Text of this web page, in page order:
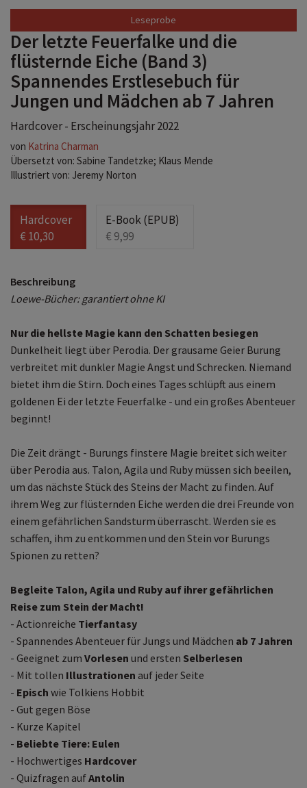
Leseprobe
Der letzte Feuerfalke und die
flüsternde Eiche (Band 3)
Spannendes Erstlesebuch für
Jungen und Mädchen ab 7 Jahren
Hardcover - Erscheinungsjahr 2022
von Katrina Charman
Übersetzt von: Sabine Tandetzke; Klaus Mende
Illustriert von: Jeremy Norton
Hardcover
€ 10,30
E-Book (EPUB)
€ 9,99
Beschreibung
Loewe-Bücher: garantiert ohne KI
Nur die hellste Magie kann den Schatten besiegen
Dunkelheit liegt über Perodia. Der grausame Geier Burung
verbreitet mit dunkler Magie Angst und Schrecken. Niemand
bietet ihm die Stirn. Doch eines Tages schlüpft aus einem
goldenen Ei der letzte Feuerfalke - und ein großes Abenteuer
beginnt!
Die Zeit drängt - Burungs finstere Magie breitet sich weiter
über Perodia aus. Talon, Agila und Ruby müssen sich beeilen,
um das nächste Stück des Steins der Macht zu finden. Auf
ihrem Weg zur flüsternden Eiche werden die drei Freunde von
einem gefährlichen Sandsturm überrascht. Werden sie es
schaffen, ihm zu entkommen und den Stein vor Burungs
Spionen zu retten?
Begleite Talon, Agila und Ruby auf ihrer gefährlichen
Reise zum Stein der Macht!
- Actionreiche Tierfantasy
- Spannendes Abenteuer für Jungs und Mädchen ab 7 Jahren
- Geeignet zum Vorlesen und ersten Selberlesen
- Mit tollen Illustrationen auf jeder Seite
- Episch wie Tolkiens Hobbit
- Gut gegen Böse
- Kurze Kapitel
- Beliebte Tiere: Eulen
- Hochwertiges Hardcover
- Quizfragen aufAntolin